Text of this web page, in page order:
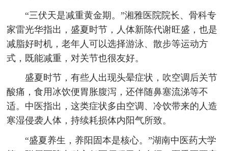
“三伏天是减重黄金期。”湘雅医院院长、骨科专
家雷光华指出，盛夏时节，人体新陈代谢旺盛，也是
减脂好时机，老年人可以选择游泳、散步等运动方
式，既能减重，对关节也很友好。
盛夏时节，有些人出现头晕症状，吹空调后关节
酸痛，食用冰饮便胃胀腹泻，还伴随鼻塞流涕等不
适。中医指出，这类症状多由空调、冷饮带来的人造
寒湿侵袭人体，持续耗损体内阳气所致。
“盛夏养生，养阳固本是核心。”湖南中医药大学